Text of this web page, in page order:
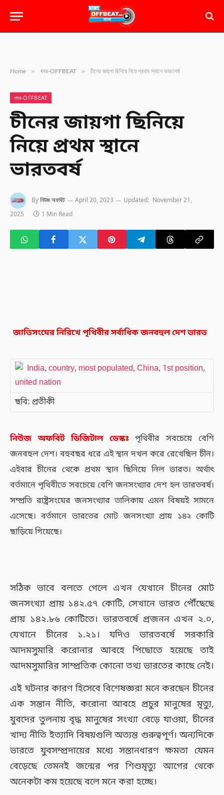
Home » খবর-OFFBEAT » চীনের জায়গা ছিনিয়ে নিয়ে প্রথম স্থানে ভারতবর্ষ
খবর-OFFBEAT
চীনের জায়গা ছিনিয়ে
নিয়ে প্রথম স্থানে
ভারতবর্ষ
Byনিউজ অফবিট April 20, 2023 Updated: November 21,
2025
1 Min Read
জাতিসংঘের নিরিখে পৃথিবীর সর্বাধিক জনবহুল দেশ ভারত
ছবি: প্রতীকী
নিউজ অফবিট ডিজিটাল ডেস্কঃপৃথিবীর সবচেয়ে বেশি
জনবহুল দেশ। বহুবছর ধরে এই স্থান দখল করে রেখেছিল চীন।
এইবার চীনের থেকে প্রথম স্থান ছিনিয়ে নিল ভারত। অর্থাৎ
বর্তমানে পৃথিবীতে সবচেয়ে বেশি জনসংখ্যার দেশ হল ভারতবর্ষ।
সম্প্রতি রাষ্ট্রসংঘের জনসংখ্যার তালিকায় এমন বিষয়ই সামনে
এসেছে। বর্তমানে ভারতের মোট জনসংখ্যা প্রায় ১৪২ কোটি
ছাড়িয়ে গিয়েছে।
সঠিক ভাবে বলতে গেলে এখন যেখানে চীনের মোট
জনসংখ্যা প্রায় ১৪২.৫৭ কোটি, সেখানে ভারত পৌঁছেছে
প্রায় ১৪২.৮৬ কোটিতে। ভারতবর্ষে প্রজনন এখন ২.০,
যেখানে চীনের ১.২১। যদিও ভারতবর্ষে সরকারি
আদমসুমারি করোনার আবহে পিছোতে হয়েছে তাই
আদমসুমারির সাম্প্রতিক কোনো তথ্য ভারতের কাছে নেই।
এই ঘটনার কারণ হিসেবে বিশেষজ্ঞরা মনে করছেন চীনের
এক সন্তান নীতি, করোনা আবহে প্রচুর মানুষের মৃত্যু,
যুবদের তুলনায় বৃদ্ধ মানুষের সংখ্যা বেড়ে যাওয়া, চীনের
খাদ্য নীতি ইত্যাদি বিষয়গুলি অত্যন্ত গুরুত্বপূর্ণ। অন্যদিকে
ভারতে যুবসম্প্রদায়ের মধ্যে সন্তানধারণ ক্ষমতা যেমন
বেড়েছে তেমনই জন্মের পর শিশুমৃত্যু আগের থেকে
অনেকটা কম হয়েছে বলে মনে করা হচ্ছে।